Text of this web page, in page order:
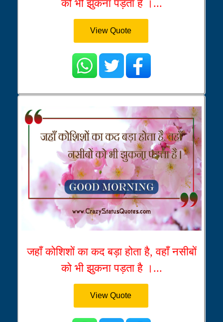
को भी झुकना पड़ता है ।...
View Quote
जहाँ कोशिशों का कद बड़ा होता है, वहाँ नसीबों
को भी झुकना पड़ता है ।...
View Quote